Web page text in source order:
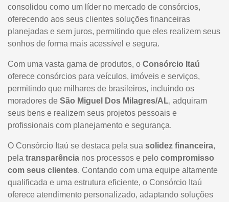
consolidou como um líder no mercado de consórcios,
oferecendo aos seus clientes soluções financeiras
planejadas e sem juros, permitindo que eles realizem seus
sonhos de forma mais acessível e segura.
Com uma vasta gama de produtos, o Consórcio Itaú
oferece consórcios para veículos, imóveis e serviços,
permitindo que milhares de brasileiros, incluindo os
moradores de São Miguel Dos Milagres/AL, adquiram
seus bens e realizem seus projetos pessoais e
profissionais com planejamento e segurança.
O Consórcio Itaú se destaca pela sua solidez financeira,
pela transparência nos processos e pelo compromisso
com seus clientes. Contando com uma equipe altamente
qualificada e uma estrutura eficiente, o Consórcio Itaú
oferece atendimento personalizado, adaptando soluções